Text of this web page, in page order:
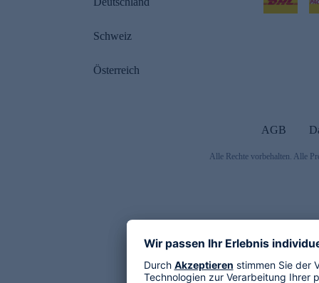
Schweiz
Österreich
AGB
Alle Rechte vorbehalten. Alle